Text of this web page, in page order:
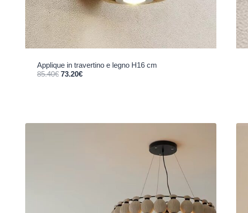
Applique in travertino e legno H16 cm
85.40€ Il prezzo originale era: 85.40€.
73.20€Il prezzo attuale è: 73.20€.